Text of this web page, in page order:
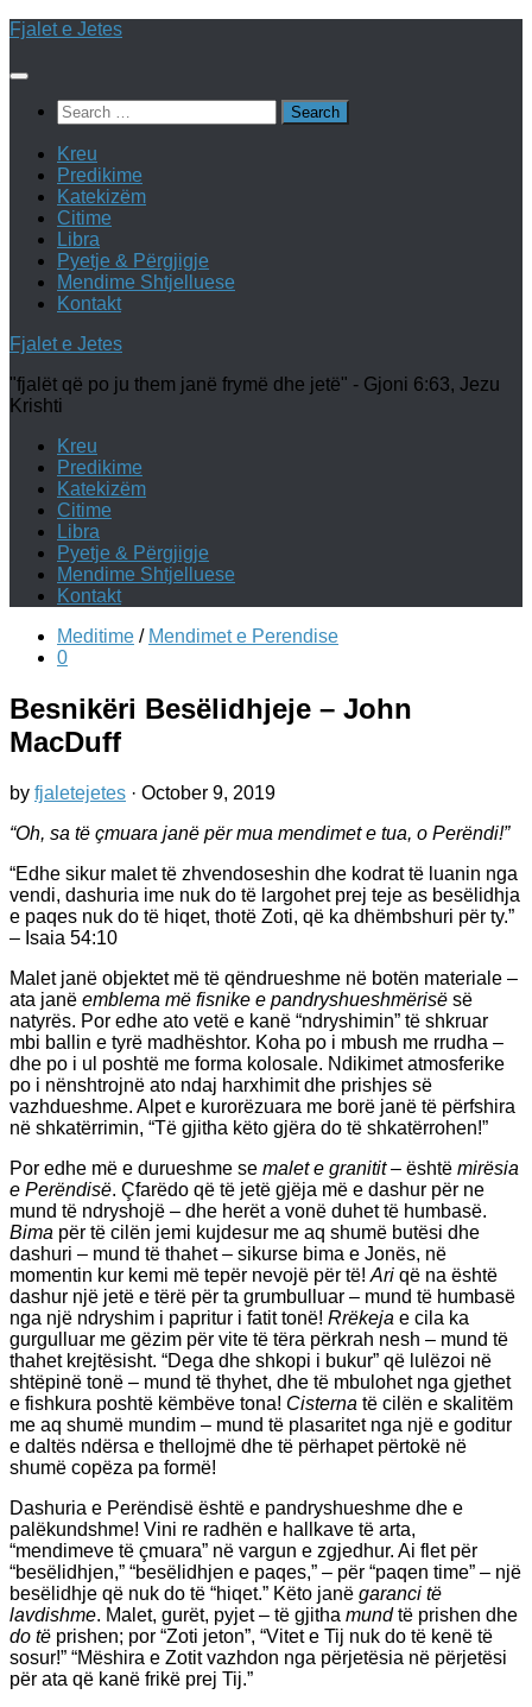
Skip
content
Fjalet e Jetes
Search
for:
Kreu
Predikime
Katekizëm
Citime
Libra
Pyetje & Përgjigje
Mendime Shtjelluese
Kontakt
Fjalet e Jetes
"fjalët që po ju them janë frymë dhe jetë" - Gjoni 6:63, Jezu
Krishti
Kreu
Predikime
Katekizëm
Citime
Libra
Pyetje & Përgjigje
Mendime Shtjelluese
Kontakt
Meditime / Mendimet e Perendise
0
Besnikëri Besëlidhjeje – John
MacDuff
by fjaletejetes · October 9, 2019
“Oh, sa të çmuara janë për mua mendimet e tua, o Perëndi!”
“Edhe sikur malet të zhvendoseshin dhe kodrat të luanin nga
vendi, dashuria ime nuk do të largohet prej teje as besëlidhja
e paqes nuk do të hiqet, thotë Zoti, që ka dhëmbshuri për ty.”
– Isaia 54:10
Malet janë objektet më të qëndrueshme në botën materiale –
ata janë emblema më fisnike e pandryshueshmërisë së
natyrës. Por edhe ato vetë e kanë “ndryshimin” të shkruar
mbi ballin e tyrë madhështor. Koha po i mbush me rrudha –
dhe po i ul poshtë me forma kolosale. Ndikimet atmosferike
po i nënshtrojnë ato ndaj harxhimit dhe prishjes së
vazhdueshme. Alpet e kurorëzuara me borë janë të përfshira
në shkatërrimin, “Të gjitha këto gjëra do të shkatërrohen!”
Por edhe më e durueshme se malet e granitit– është mirësia
e Perëndisë. Çfarëdo që të jetë gjëja më e dashur për ne
mund të ndryshojë – dhe herët a vonë duhet të humbasë.
Bima për të cilën jemi kujdesur me aq shumë butësi dhe
dashuri – mund të thahet – sikurse bima e Jonës, në
momentin kur kemi më tepër nevojë për të! Ari që na është
dashur një jetë e tërë për ta grumbulluar – mund të humbasë
nga një ndryshim i papritur i fatit tonë! Rrëkeja e cila ka
gurgulluar me gëzim për vite të tëra përkrah nesh – mund të
thahet krejtësisht. “Dega dhe shkopi i bukur” që lulëzoi në
shtëpinë tonë – mund të thyhet, dhe të mbulohet nga gjethet
e fishkura poshtë këmbëve tona! Cisterna të cilën e skalitëm
me aq shumë mundim – mund të plasaritet nga një e goditur
e daltës ndërsa e thellojmë dhe të përhapet përtokë në
shumë copëza pa formë!
Dashuria e Perëndisë është e pandryshueshme dhe e
palëkundshme! Vini re radhën e hallkave të arta,
“mendimeve të çmuara” në vargun e zgjedhur. Ai flet për
“besëlidhjen,” “besëlidhjen e paqes,” – për “paqen time” – një
besëlidhje që nuk do të “hiqet.” Këto janë garanci të
lavdishme. Malet, gurët, pyjet – të gjitha mundtë prishen dhe
do të prishen; por “Zoti jeton”, “Vitet e Tij nuk do të kenë të
sosur!” “Mëshira e Zotit vazhdon nga përjetësia në përjetësi
për ata që kanë frikë prej Tij.”